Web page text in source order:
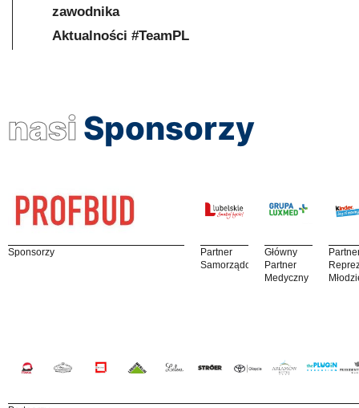
zawodnika
Aktualności #TeamPL
nasi Sponsorzy
Sponsorzy
Partner
Samorządowy
Główny
Partner
Medyczny